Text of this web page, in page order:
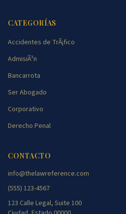
CATEGORÍAS
Accidentes de TrÃ¡fico
AdmisiÃ³n
Bancarrota
Ser Abogado
Corporativo
Derecho Penal
CONTACTO
info@thelawreference.com
(555) 123-4567
123 Calle Legal, Suite 100